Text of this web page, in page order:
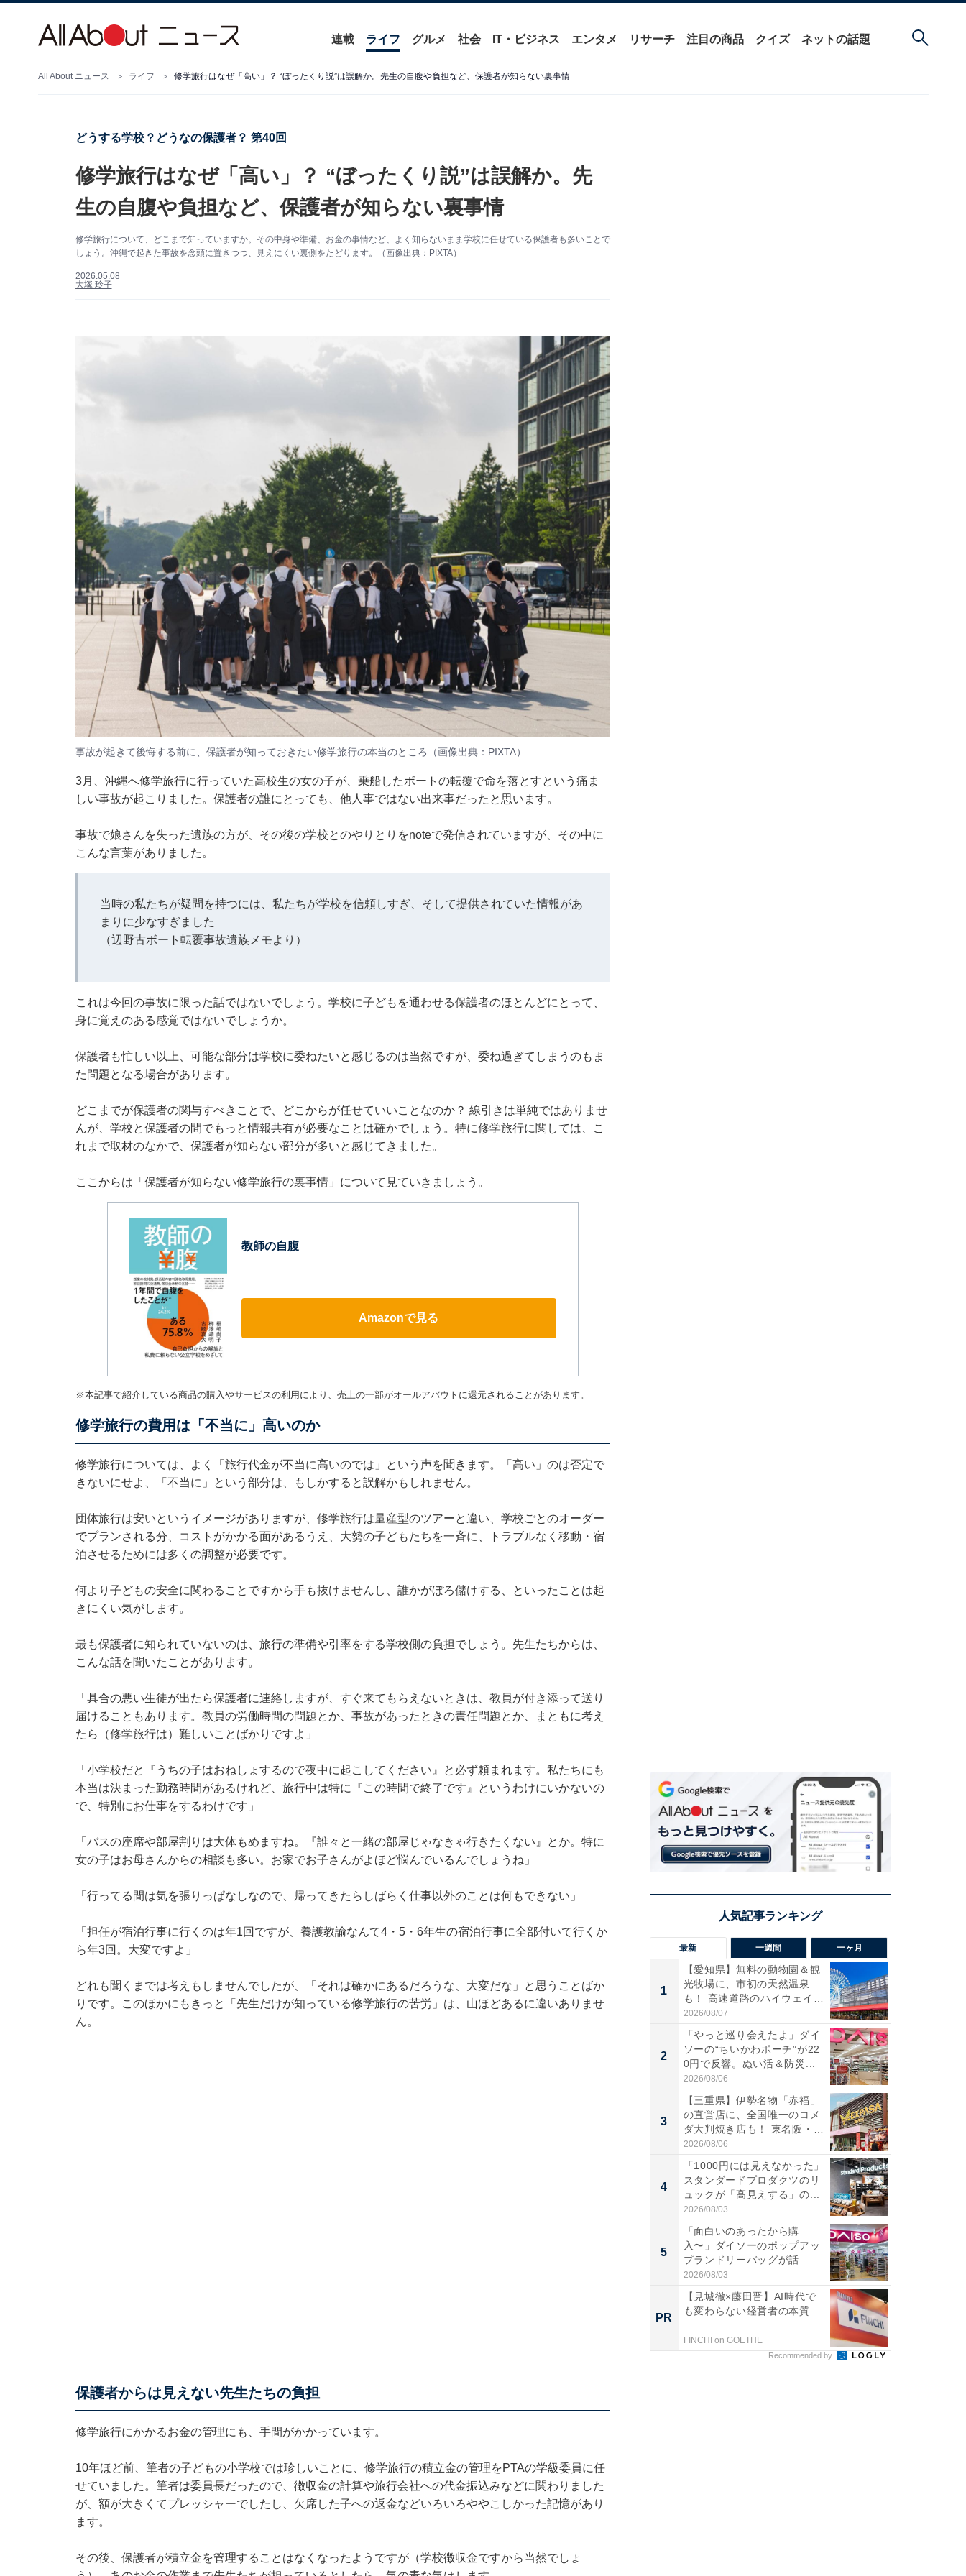
連載 ライフ グルメ 社会 IT・ビジネス エンタメ リサーチ 注目の商品 クイズ ネットの話題
All About ニュース ライフ 修学旅行はなぜ「高い」？ “ぼったくり説”は誤解か。先生の自腹や負担など、保護者が知らない裏事情
どうする学校？どうなの保護者？ 第40回
修学旅行はなぜ「高い」？ “ぼったくり説”は誤解か。先
生の自腹や負担など、保護者が知らない裏事情
修学旅行について、どこまで知っていますか。その中身や準備、お金の事情など、よく知らないまま学校に任せている保護者も多いことで
しょう。沖縄で起きた事故を念頭に置きつつ、見えにくい裏側をたどります。（画像出典：PIXTA）
2026.05.08
大塚 玲子
事故が起きて後悔する前に、保護者が知っておきたい修学旅行の本当のところ（画像出典：PIXTA）
3月、沖縄へ修学旅行に行っていた高校生の女の子が、乗船したボートの転覆で命を落とすという痛ま
しい事故が起こりました。保護者の誰にとっても、他人事ではない出来事だったと思います。
事故で娘さんを失った遺族の方が、その後の学校とのやりとりをnoteで発信されていますが、その中に
こんな言葉がありました。
当時の私たちが疑問を持つには、私たちが学校を信頼しすぎ、そして提供されていた情報があ
まりに少なすぎました
（辺野古ボート転覆事故遺族メモより）
これは今回の事故に限った話ではないでしょう。学校に子どもを通わせる保護者のほとんどにとって、
身に覚えのある感覚ではないでしょうか。
保護者も忙しい以上、可能な部分は学校に委ねたいと感じるのは当然ですが、委ね過ぎてしまうのもま
た問題となる場合があります。
どこまでが保護者の関与すべきことで、どこからが任せていいことなのか？ 線引きは単純ではありませ
んが、学校と保護者の間でもっと情報共有が必要なことは確かでしょう。特に修学旅行に関しては、こ
れまで取材のなかで、保護者が知らない部分が多いと感じてきました。
ここからは「保護者が知らない修学旅行の裏事情」について見ていきましょう。
教師の自腹
Amazonで見る
※本記事で紹介している商品の購入やサービスの利用により、売上の一部がオールアバウトに還元されることがあります。
修学旅行の費用は「不当に」高いのか
修学旅行については、よく「旅行代金が不当に高いのでは」という声を聞きます。「高い」のは否定で
きないにせよ、「不当に」という部分は、もしかすると誤解かもしれません。
団体旅行は安いというイメージがありますが、修学旅行は量産型のツアーと違い、学校ごとのオーダー
でプランされる分、コストがかかる面があるうえ、大勢の子どもたちを一斉に、トラブルなく移動・宿
泊させるためには多くの調整が必要です。
何より子どもの安全に関わることですから手も抜けませんし、誰かがぼろ儲けする、といったことは起
きにくい気がします。
最も保護者に知られていないのは、旅行の準備や引率をする学校側の負担でしょう。先生たちからは、
こんな話を聞いたことがあります。
「具合の悪い生徒が出たら保護者に連絡しますが、すぐ来てもらえないときは、教員が付き添って送り
届けることもあります。教員の労働時間の問題とか、事故があったときの責任問題とか、まともに考え
たら（修学旅行は）難しいことばかりですよ」
「小学校だと『うちの子はおねしょするので夜中に起こしてください』と必ず頼まれます。私たちにも
本当は決まった勤務時間があるけれど、旅行中は特に『この時間で終了です』というわけにいかないの
で、特別にお仕事をするわけです」
「バスの座席や部屋割りは大体もめますね。『誰々と一緒の部屋じゃなきゃ行きたくない』とか。特に
女の子はお母さんからの相談も多い。お家でお子さんがよほど悩んでいるんでしょうね」
「行ってる間は気を張りっぱなしなので、帰ってきたらしばらく仕事以外のことは何もできない」
「担任が宿泊行事に行くのは年1回ですが、養護教諭なんて4・5・6年生の宿泊行事に全部付いて行くか
ら年3回。大変ですよ」
どれも聞くまでは考えもしませんでしたが、「それは確かにあるだろうな、大変だな」と思うことばか
りです。このほかにもきっと「先生だけが知っている修学旅行の苦労」は、山ほどあるに違いありませ
ん。
保護者からは見えない先生たちの負担
修学旅行にかかるお金の管理にも、手間がかかっています。
10年ほど前、筆者の子どもの小学校では珍しいことに、修学旅行の積立金の管理をPTAの学級委員に任
せていました。筆者は委員長だったので、徴収金の計算や旅行会社への代金振込みなどに関わりました
が、額が大きくてプレッシャーでしたし、欠席した子への返金などいろいろややこしかった記憶があり
ます。
その後、保護者が積立金を管理することはなくなったようですが（学校徴収金ですから当然でしょ
最新 一週間 一ヶ月
1
【愛知県】無料の動物園＆観
光牧場に、市初の天然温泉
も！ 高速道路のハイウェイオ
ア...
2026/08/07
2
「やっと巡り会えたよ」ダイ
ソーの“ちいかわポーチ”が22
0円で反響。ぬい活＆防災...
2026/08/06
3
【三重県】伊勢名物「赤福」
の直営店に、全国唯一のコメ
ダ大判焼き店も！ 東名阪・
伊...
2026/08/06
4
「1000円には見えなかった」
スタンダードプロダクツのリ
ュックが「高見えする」の...
2026/08/03
5
「面白いのあったから購
入〜」ダイソーのポップアッ
プランドリーバッグが話
題。“さま...
2026/08/03
PR
【見城徹×藤田晋】AI時代で
も変わらない経営者の本質
FINCHI on GOETHE
Recommended by